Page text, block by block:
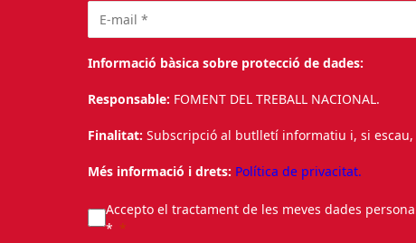
Informació bàsica sobre protecció de dades:
Responsable: FOMENT DEL TREBALL NACIONAL.
Finalitat: Subscripció al butlletí informatiu i, si
Més informació i drets: Política de privacitat.
Accepto el tractament de les meves dades
*